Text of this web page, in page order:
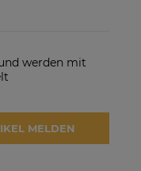
werden mit
MELDEN